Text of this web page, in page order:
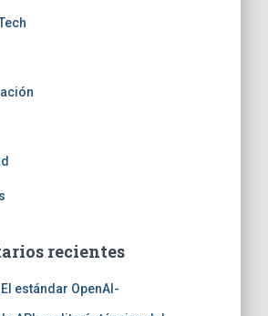
recientes
El estándar OpenAI-